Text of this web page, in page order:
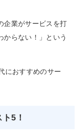
企業がサービスを打
からない！」という
におすすめのサー
5！